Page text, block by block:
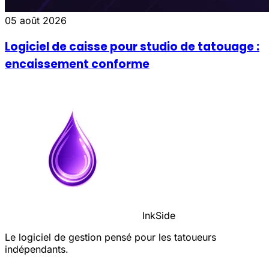
05 août 2026
Logiciel de caisse pour studio de tatouage :
encaissement conforme
InkSide
Le logiciel de gestion pensé pour les tatoueurs
indépendants.